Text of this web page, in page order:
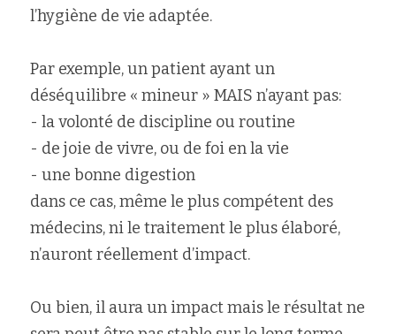
l’hygiène de vie adaptée.
Par exemple, un patient ayant un
déséquilibre « mineur » MAIS n’ayant pas:
- la volonté de discipline ou routine
- de joie de vivre, ou de foi en la vie
- une bonne digestion
dans ce cas, même le plus compétent des
médecins, ni le traitement le plus élaboré,
n’auront réellement d’impact.
Ou bien, il aura un impact mais le résultat ne